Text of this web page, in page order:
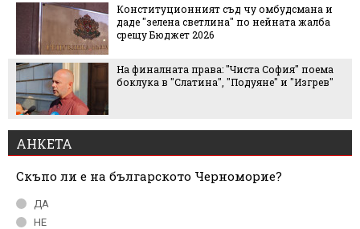
Конституционният съд чу омбудсмана и
даде "зелена светлина" по нейната жалба
срещу Бюджет 2026
На финалната права: "Чиста София" поема
боклука в "Слатина", "Подуяне" и "Изгрев"
АНКЕТА
Скъпо ли е на българското Черноморие?
ДА
НЕ